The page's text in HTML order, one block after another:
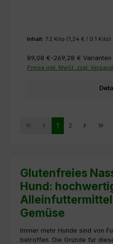
Inhalt: 7.2 Kilo (1,24 € / 0.1 Kilo)
89,08 €-269,28 €
Preise inkl. MwSt. zzgl.
Seite
1 Seite
2
Glutenfreies
Hund:
Alleinfuttermittel
Gemüse
Immer mehr Hunde sind von
betroffen. Die Gründe für